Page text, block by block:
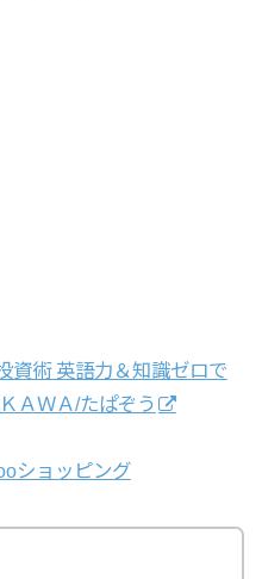
資術 英語力＆知識ゼロで
ＡＷＡ/たぱぞう
ショッピング